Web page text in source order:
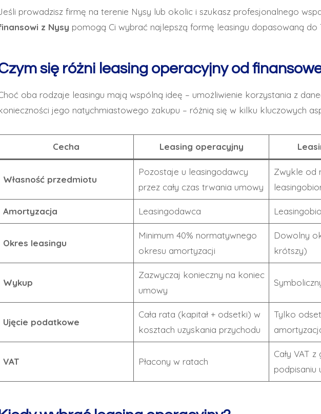
prowadzisz firmę na terenie Nysy lub okolic i szukasz profesjonalnego
z Nysy pomogą Ci wybrać najlepszą formę leasingu dopasowaną do
się różni leasing operacyjny od
oba rodzaje leasingu mają wspólną ideę – umożliwienie korzystania z
jego natychmiastowego zakupu – różnią się w kilku kluczowych
Cecha Leasing operacyjny
Własność przedmiotu
Pozostaje u leasingodawcy
przez cały czas trwania umowy
Zwykle od
Amortyzacja Leasingodawca
Okres leasingu
Minimum 40% normatywnego
okresu amortyzacji
Dowolny
krótszy)
Wykup
Zazwyczaj konieczny na koniec
umowy
Ujęcie podatkowe
Cała rata (kapitał + odsetki) w
kosztach uzyskania przychodu
Tylko
VAT Płacony w ratach
Cały VAT
podpisaniu